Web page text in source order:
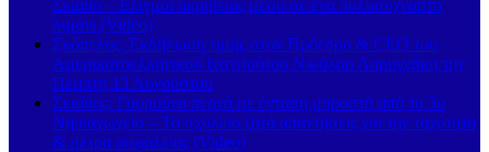
Σκιάθο – Ελιγμοί ακριβείας μέσα σε ένα πολυσύχναστο
λιμάνι (Video)
Σκόπελος: Εκδήλωση τιμής στον Πρόεδρο & CEO του
Αμερικανοελληνικού Ινστιτούτου Νικόλαο Λαρυγγάκη την
Πέμπτη 13 Αυγούστου
Σκιάθος: Γουρούνα περνά με ένταση μπροστά από το 3ο
Νηπιαγωγείο – Το σχολείο ζητά απαντήσεις για την ταχύτητα
& μέτρα ασφαλείας (Video)